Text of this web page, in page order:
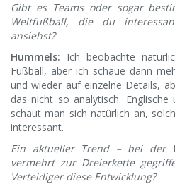
Gibt es Teams oder sogar
Weltfußball, die du
ansiehst?
Hummels: Ich beobachte
Fußball, aber ich schaue dann
und wieder auf einzelne Details,
das nicht so analytisch. Englische
schaut man sich natürlich an,
interessant.
Ein aktueller Trend – bei der
vermehrt zur Dreierkette
Verteidiger diese Entwicklung?